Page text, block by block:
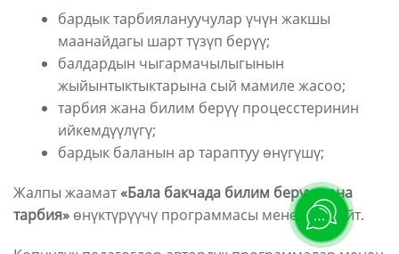
бардык тарбиялануучулар үчүн жакшы
маанайдагы шарт түзүп берүү;
балдардын чыгармачылыгынын
жыйынтыктыктарына сый мамиле жасоо;
тарбия жана билим берүү процесстеринин
ийкемдүүлүгү;
бардык баланын ар тараптуу өнүгүшү;
Жалпы жаамат«Бала бакчада билим берүү жана
тарбия» өнүктүрүүчү программасы менен иштейт.